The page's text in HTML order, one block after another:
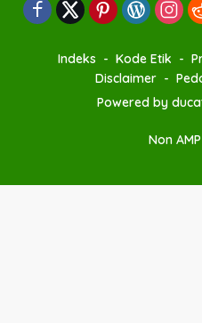
Indeks Kode Etik
Disclaimer
Powered by
Non